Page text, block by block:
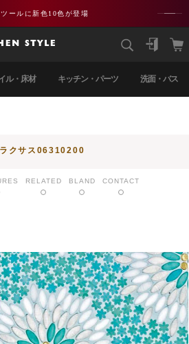
ールに新色10色が登場
ル・床材 キッチン・パーツ 洗面・バス
クサス06310200
RELATED BLAND CONTACT